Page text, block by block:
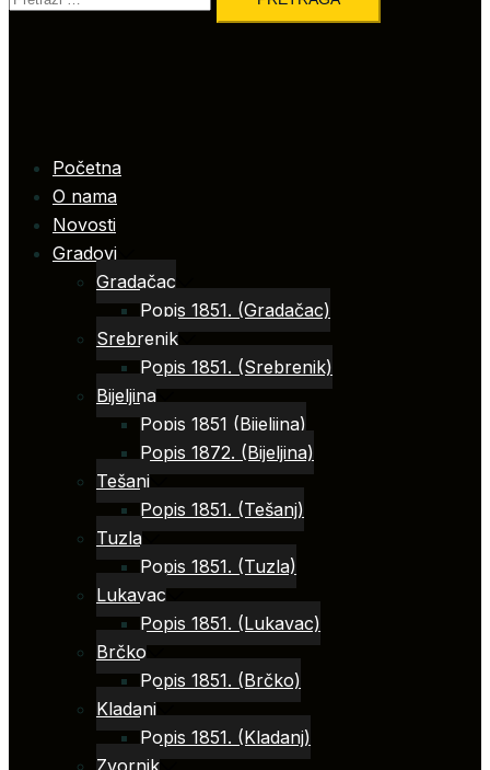
Početna
O nama
Novosti
Gradovi
Gradačac
Popis 1851. (Gradačac)
Srebrenik
Popis 1851. (Srebrenik)
Bijeljina
Popis 1851 (Bijeljina)
Popis 1872. (Bijeljina)
Tešanj
Popis 1851. (Tešanj)
Tuzla
Popis 1851. (Tuzla)
Lukavac
Popis 1851. (Lukavac)
Brčko
Popis 1851. (Brčko)
Kladanj
Popis 1851. (Kladanj)
Zvornik